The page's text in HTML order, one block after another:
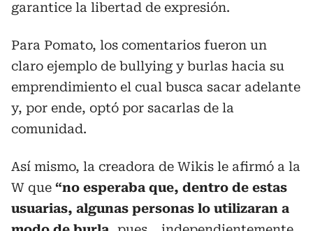
garantice la libertad de expresión.
Para Pomato, los comentarios fueron un
claro ejemplo de bullying y burlas hacia su
emprendimiento el cual busca sacar adelante
y, por ende, optó por sacarlas de la
comunidad.
Así mismo, la creadora de Wikis le afirmó a la
W que “no esperaba que, dentro de estas
usuarias, algunas personas lo utilizaran a